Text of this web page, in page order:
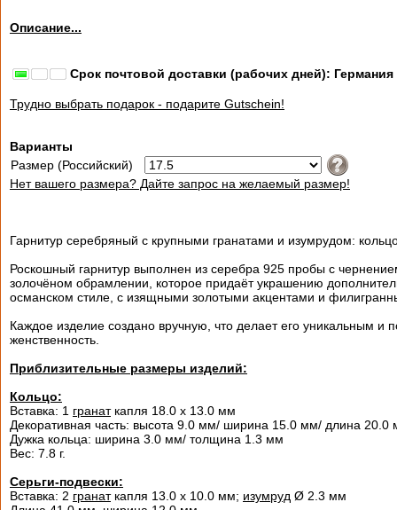
Описание...
Срок почтовой доставки (рабочих дней): Германия
Трудно выбрать подарок - подарите Gutschein!
Варианты
Размер (Российский)
Нет вашего размера? Дайте запрос на желаемый размер!
Гарнитур серебряный с крупными гранатами и изумрудом:
Роскошный гарнитур выполнен из серебра 925 пробы с
золочёном обрамлении, которое придаёт украшению
османском стиле, с изящными золотыми акцентами и
Каждое изделие создано вручную, что делает его уникальным и
женственность.
Приблизительные размеры изделий:
Кольцо:
Вставка: 1 гранаткапля 18.0 х 13.0 мм
Декоративная часть: высота 9.0 мм/ ширина 15.0 мм/ длина 20.0
Дужка кольца: ширина 3.0 мм/ толщина 1.3 мм
Вес: 7.8 г.
Серьги-подвески:
Вставка: 2 гранаткапля 13.0 х 10.0 мм; изумруд Ø 2.3 мм